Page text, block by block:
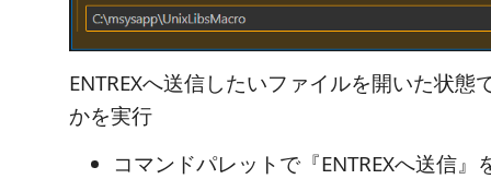
ENTREXへ送信したいファイルを開いた状態
かを実行
コマンドパレットで『ENTREXへ送信』